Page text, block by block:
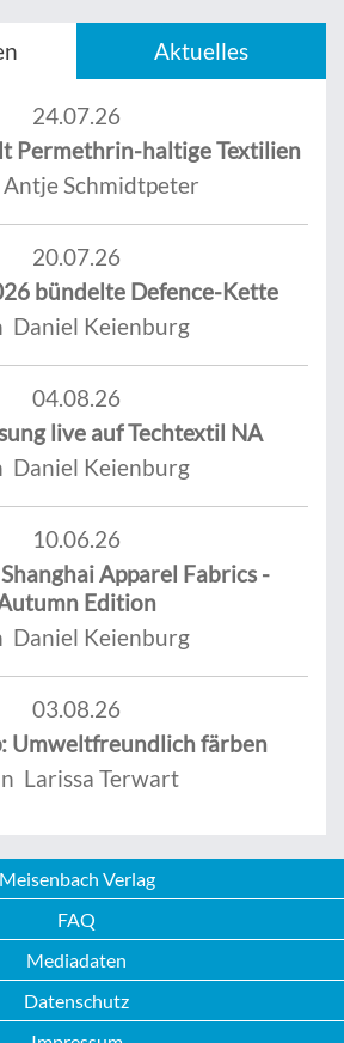
Aktuelles
24.07.26
Permethrin-haltige Textilien
Schmidtpeter
20.07.26
bündelte Defence-Kette
Daniel Keienburg
04.08.26
live auf Techtextil NA
Daniel Keienburg
10.06.26
Apparel Fabrics -
Edition
Daniel Keienburg
03.08.26
Umweltfreundlich färben
Larissa Terwart
Meisenbach Verlag
FAQ
Mediadaten
Datenschutz